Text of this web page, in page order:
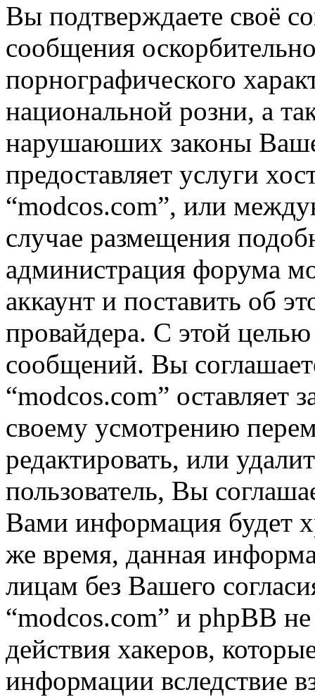
Вы подтверждаете своё
сообщения
порнографического
национальной розни, а
нарушаюших законы
предоставляет услуги
“modcos.com”, или
случае размещения
администрация форума
аккаунт и поставить об
провайдера. С этой
сообщений. Вы
“modcos.com” оставляет
своему усмотрению
редактировать, или
пользователь, Вы
Вами информация будет
же время, данная
лицам без Вашего
“modcos.com” и phpBB не
действия хакеров,
информации вследствие